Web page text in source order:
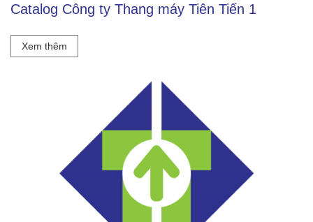
Catalog Công ty Thang máy Tiên Tiến 1
Xem thêm